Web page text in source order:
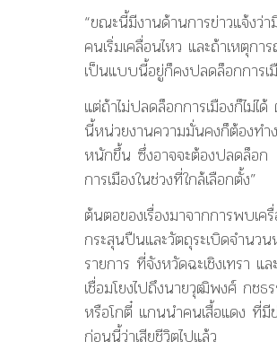
“ขณะนี้มีงานด้านการข่าวแจ้งว่
คนเริ่มเคลื่อนไหว และถ้าเหตุกา
เป็นแบบนี้อยู่ก็คงปลดล็อกการเ
แต่ถ้าไม่ปลดล็อกการเมืองก็ไม่ไ
นี้หน่วยงานความมั่นคงก็ต้องทำ
หนักขึ้น ซึ่งอาจจะต้องปลดล็อก
การเมืองในช่วงที่ใกล้เลือกตั้ง”
ต้นตอของเรื่องมาจากการพบเค
กระสุนปืนและวัตถุระเบิดจำนวน
รายการ ที่จังหวัดฉะเชิงเทรา แล
เชื่อมโยงไปถึงนายวุฒิพงศ์ กชธ
หรือโกตี๋ แกนนำคนเสื้อแดง ที่มี
ก่อนนี้ว่าเสียชีวิตไปแล้ว